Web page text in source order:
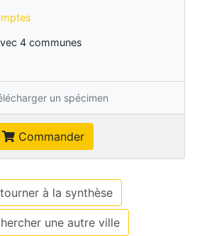
4 communes
un spécimen
Commander
à la synthèse
une autre ville